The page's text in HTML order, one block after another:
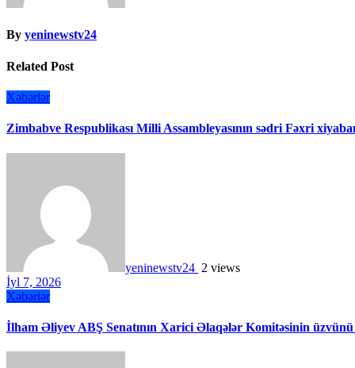
By yeninewstv24
Related Post
Xəbərlər
Zimbabve Respublikası Milli Assambleyasının sədri Fəxri
yeninewstv24 2 views
İyl 7, 2026
Xəbərlər
İlham Əliyev ABŞ Senatının Xarici Əlaqələr Komitəsinin